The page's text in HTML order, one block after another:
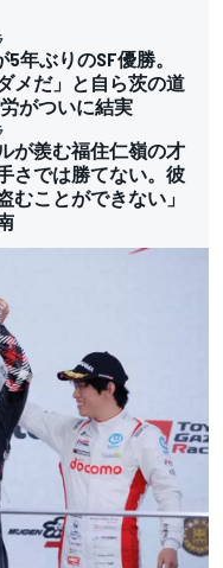
年ぶりのSF優勝。
メだ」と自ら茨の道
がついに結実
が羨む福住仁嶺の才
さでは勝てない。彼
むことができない」